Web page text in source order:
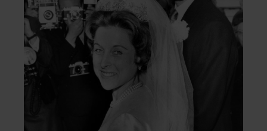
meest bezighouden.